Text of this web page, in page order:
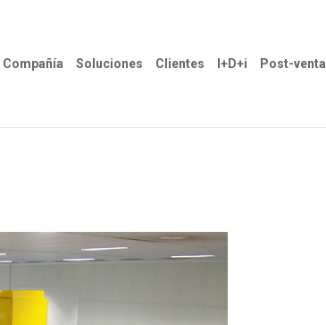
Compañía Soluciones Clientes I+D+i Post-venta